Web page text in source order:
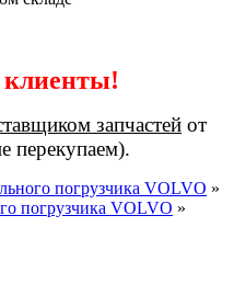
запчастей от
перекупаем).
погрузчика VOLVO »
погрузчика VOLVO »